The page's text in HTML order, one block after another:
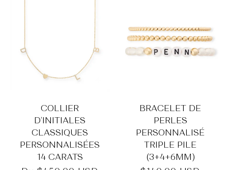
COLLIER
D’INITIALES
CLASSIQUES
PERSONNALISÉES
14 CARATS
BRACELET DE
PERLES
PERSONNALISÉ
TRIPLE PILE
(3+4+6MM)